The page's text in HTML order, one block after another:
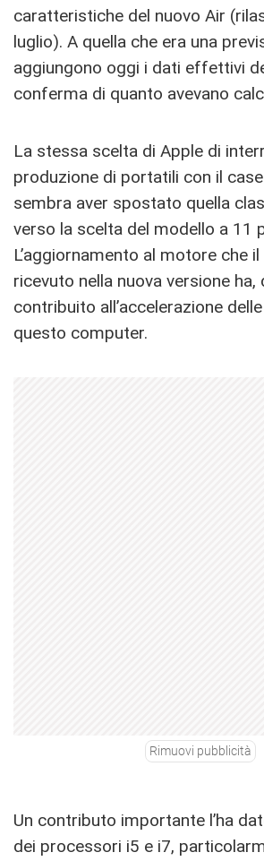
caratteristiche del nuovo Air
luglio). A quella che era una
aggiungono oggi i dati effettivi
conferma di quanto avevano
La stessa scelta di Apple di
produzione di portatili con il
sembra aver spostato quella
verso la scelta del modello a 11
L’aggiornamento al motore che
ricevuto nella nuova versione ha,
contribuito all’accelerazione
questo computer.
Rimuovi pubblicità
Un contributo importante l’ha
dei processori i5 e i7,